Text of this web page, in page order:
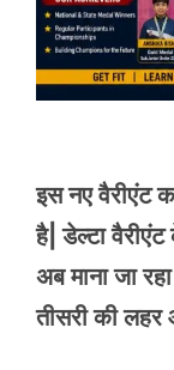
इस नए वैरीएंट
है| डेल्टा
अब माना जा
तीसरी की